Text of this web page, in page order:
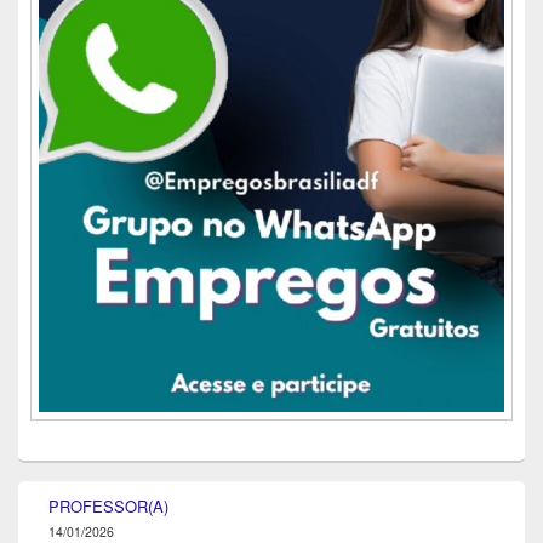
PROFESSOR(A)
14/01/2026